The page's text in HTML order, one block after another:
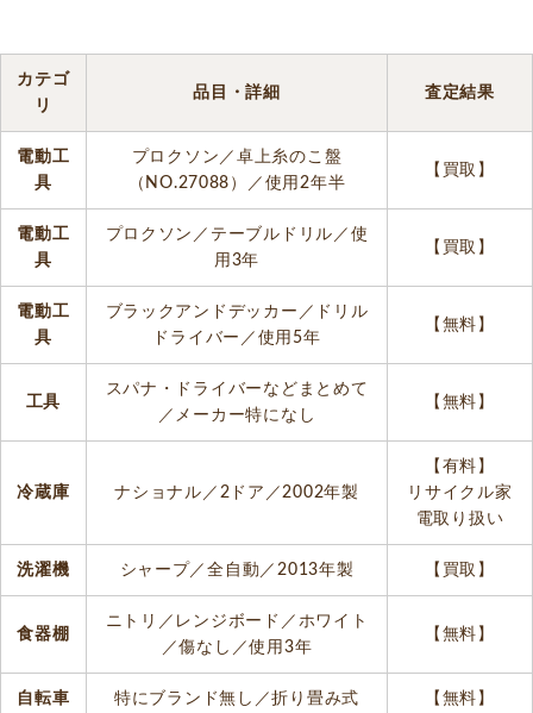
カテゴ
リ
品目・詳細 査定結果
電動工
具
プロクソン／卓上糸のこ盤
（NO.27088）／使用2年半
【買取】
電動工
具
プロクソン／テーブルドリル／使
用3年
【買取】
電動工
具
ブラックアンドデッカー／ドリル
ドライバー／使用5年
【無料】
工具
スパナ・ドライバーなどまとめて
／メーカー特になし
【無料】
冷蔵庫 ナショナル／2ドア／2002年製
【有料】
リサイクル家
電取り扱い
洗濯機 シャープ／全自動／2013年製 【買取】
食器棚
ニトリ／レンジボード／ホワイト
／傷なし／使用3年
【無料】
自転車 特にブランド無し／折り畳み式 【無料】